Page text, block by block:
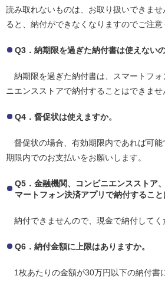
読み取れないものは、お取り扱いできま
ると、納付ができなくなりますのでご注意
Q3．納期限を過ぎた納付書は使えないの
納期限を過ぎた納付書は、スマートフォ
ニエンスストアで納付することはできませ
Q4．督促状は使えますか。
督促状の場合、有効期限内であれば可能
期限内でのお支払いをお願いします。
Q5．金融機関、コンビニエンスストア
マートフォン決済アプリで納付すること
納付できませんので、現金で納付してく
Q6．納付金額に上限はありますか。
1枚あたりの金額が30万円以下の納付書